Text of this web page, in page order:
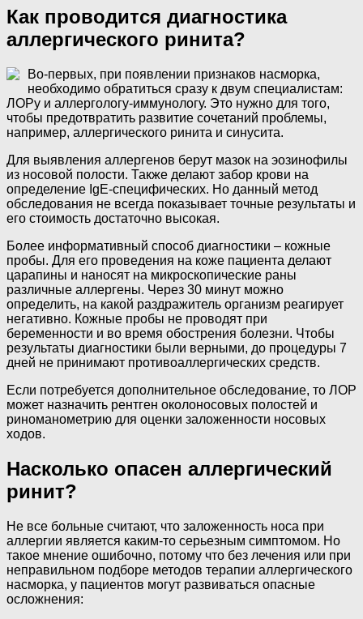
Как проводится диагностика
аллергического ринита?
Во-первых, при появлении признаков насморка,
необходимо обратиться сразу к двум специалистам:
ЛОРу и аллергологу-иммунологу. Это нужно для того,
чтобы предотвратить развитие сочетаний проблемы,
например, аллергического ринита и синусита.
Для выявления аллергенов берут мазок на эозинофилы
из носовой полости. Также делают забор крови на
определение IgE-специфических. Но данный метод
обследования не всегда показывает точные результаты и
его стоимость достаточно высокая.
Более информативный способ диагностики – кожные
пробы. Для его проведения на коже пациента делают
царапины и наносят на микроскопические раны
различные аллергены. Через 30 минут можно
определить, на какой раздражитель организм реагирует
негативно. Кожные пробы не проводят при
беременности и во время обострения болезни. Чтобы
результаты диагностики были верными, до процедуры 7
дней не принимают противоаллергических средств.
Если потребуется дополнительное обследование, то ЛОР
может назначить рентген околоносовых полостей и
риноманометрию для оценки заложенности носовых
ходов.
Насколько опасен аллергический
ринит?
Не все больные считают, что заложенность носа при
аллергии является каким-то серьезным симптомом. Но
такое мнение ошибочно, потому что без лечения или при
неправильном подборе методов терапии аллергического
насморка, у пациентов могут развиваться опасные
осложнения: